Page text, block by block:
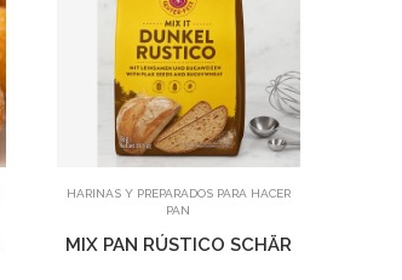
Añadir
HARINAS Y PREPARADOS PARA HACER
PAN
MIX PAN RÚSTICO SCHÄR